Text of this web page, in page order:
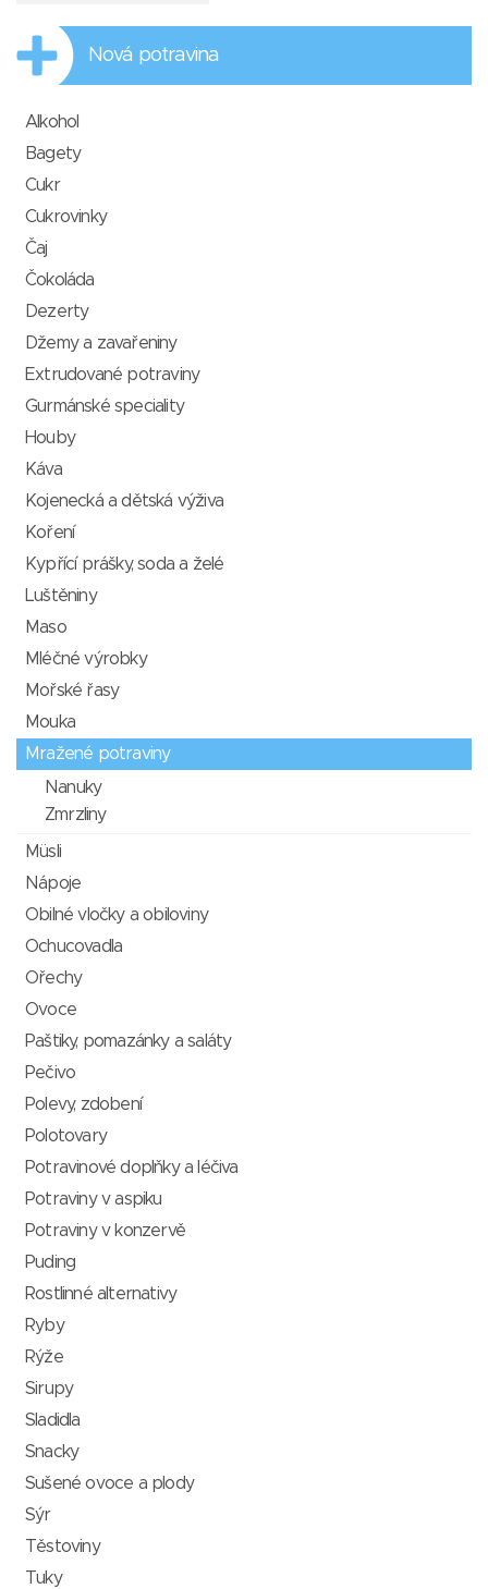
Nová potravina
Alkohol
Bagety
Cukr
Cukrovinky
Čaj
Čokoláda
Dezerty
Džemy a zavařeniny
Extrudované potraviny
Gurmánské speciality
Houby
Káva
Kojenecká a dětská výživa
Koření
Kypřící prášky, soda a želé
Luštěniny
Maso
Mléčné výrobky
Mořské řasy
Mouka
Mražené potraviny
Nanuky
Zmrzliny
Müsli
Nápoje
Obilné vločky a obiloviny
Ochucovadla
Ořechy
Ovoce
Paštiky, pomazánky a saláty
Pečivo
Polevy, zdobení
Polotovary
Potravinové doplňky a léčiva
Potraviny v aspiku
Potraviny v konzervě
Puding
Rostlinné alternativy
Ryby
Rýže
Sirupy
Sladidla
Snacky
Sušené ovoce a plody
Sýr
Těstoviny
Tuky